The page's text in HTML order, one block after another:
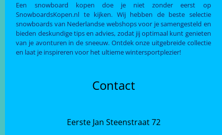
Een snowboard kopen doe je niet zonder eerst op
SnowboardsKopen.nl te kijken. Wij hebben de beste selectie
snowboards van Nederlandse webshops voor je samengesteld en
bieden deskundige tips en advies, zodat jij optimaal kunt genieten
van je avonturen in de sneeuw. Ontdek onze uitgebreide collectie
en laat je inspireren voor het ultieme wintersportplezier!
Contact
Eerste Jan Steenstraat 72